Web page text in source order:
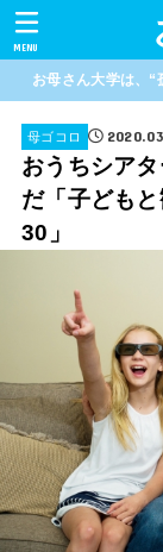
MENU
お母さん大学は、
母ゴコロ
おうちシア
だ「子ども
30」